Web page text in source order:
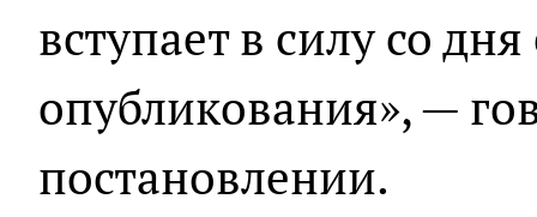
вступает в силу со
опубликования», —
постановлении.